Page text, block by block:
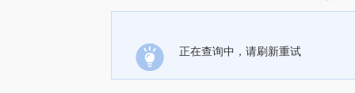
正在查询中，请刷新重试